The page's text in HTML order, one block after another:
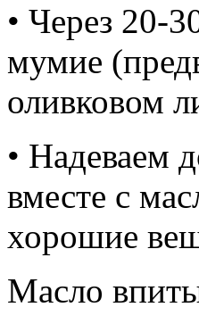
• Через 20-
мумие
оливковом
• Надеваем
вместе с
хорошие
Масло